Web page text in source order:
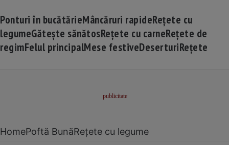
Ponturi în bucătărieMâncăruri rapideRețete cu
legumeGătește sănătosRețete cu carneRețete de
regimFelul principalMese festiveDeserturiRețete
HomePoftă BunăRețete cu legume